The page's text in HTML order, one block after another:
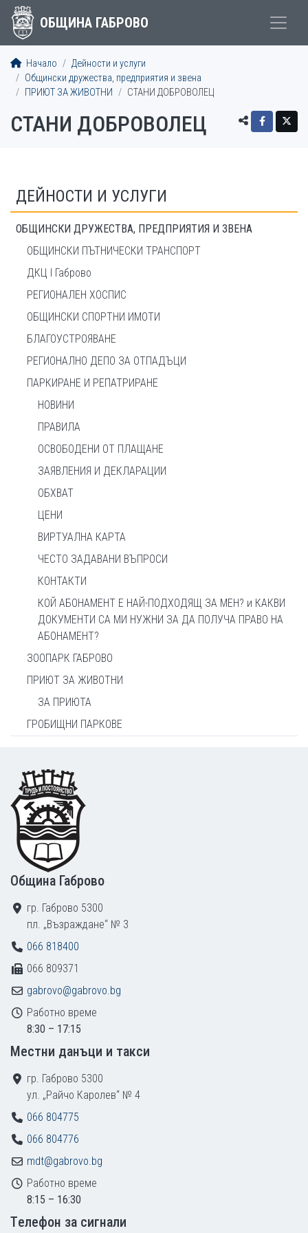
ОБЩИНА ГАБРОВО
Начало
Дейности и услуги
Общински дружества, предприятия и звена
ПРИЮТ ЗА ЖИВОТНИ
СТАНИ ДОБРОВОЛЕЦ
СТАНИ ДОБРОВОЛЕЦ
ДЕЙНОСТИ И УСЛУГИ
ОБЩИНСКИ ДРУЖЕСТВА, ПРЕДПРИЯТИЯ И ЗВЕНА
ОБЩИНСКИ ПЪТНИЧЕСКИ ТРАНСПОРТ
ДКЦ I Габрово
РЕГИОНАЛЕН ХОСПИС
ОБЩИНСКИ СПОРТНИ ИМОТИ
БЛАГОУСТРОЯВАНЕ
РЕГИОНАЛНО ДЕПО ЗА ОТПАДЪЦИ
ПАРКИРАНЕ И РЕПАТРИРАНЕ
НОВИНИ
ПРАВИЛА
ОСВОБОДЕНИ ОТ ПЛАЩАНЕ
ЗАЯВЛЕНИЯ И ДЕКЛАРАЦИИ
ОБХВАТ
ЦЕНИ
ВИРТУАЛНА КАРТА
ЧЕСТО ЗАДАВАНИ ВЪПРОСИ
КОНТАКТИ
КОЙ АБОНАМЕНТ Е НАЙ-ПОДХОДЯЩ ЗА МЕН? и КАКВИ
ДОКУМЕНТИ СА МИ НУЖНИ ЗА ДА ПОЛУЧА ПРАВО НА
АБОНАМЕНТ?
ЗООПАРК ГАБРОВО
ПРИЮТ ЗА ЖИВОТНИ
ЗА ПРИЮТА
ГРОБИЩНИ ПАРКОВЕ
Footer
Община Габрово
гр. Габрово 5300
пл. „Възраждане“ № 3
066 818400
066 809371
gabrovo@gabrovo.bg
Работно време
8:30 – 17:15
Местни данъци и такси
гр. Габрово 5300
ул. „Райчо Каролев“ № 4
066 804775
066 804776
mdt@gabrovo.bg
Работно време
8:15 – 16:30
Tелефон за сигнали